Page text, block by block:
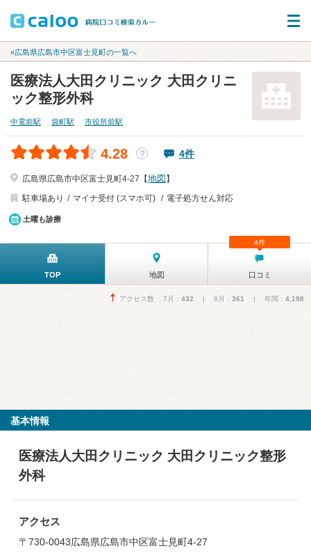
«広島県広島市中区富士見町の一覧へ
医療法人大田クリニック 大田クリニ
ック整形外科
中電前駅 袋町駅 市役所前駅
4.28 ？ 4件
広島県広島市中区富士見町4-27【地図 】
駐車場あり
マイナ受付 (スマホ可) 電子処方せん対応
土曜も診療
TOP 地図 口コミ
4件
アクセス数 7月： 432 | 6月： 361 | 年間： 4,198
基本情報
医療法人大田クリニック 大田クリニック整形
外科
アクセス
〒730-0043広島県広島市中区富士見町4-27